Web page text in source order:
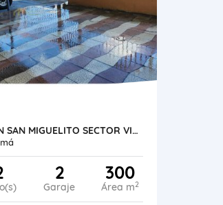
ALQUILER CASA EN SAN MIGUELITO SECTOR VILLA RICA
2
Garaje
300
Área m2